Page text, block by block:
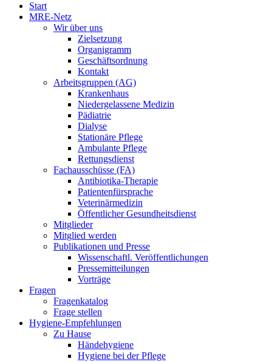
Start
MRE-Netz
Wir über uns
Zielsetzung
Organigramm
Geschäftsordnung
Kontakt
Arbeitsgruppen (AG)
Krankenhaus
Niedergelassene Medizin
Pädiatrie
Dialyse
Stationäre Pflege
Ambulante Pflege
Rettungsdienst
Fachausschüsse (FA)
Antibiotika-Therapie
Patientenfürsprache
Veterinärmedizin
Öffentlicher Gesundheitsdienst
Mitglieder
Mitglied werden
Publikationen und Presse
Wissenschaftl. Veröffentlichungen
Pressemitteilungen
Vorträge
Fragen
Fragenkatalog
Frage stellen
Hygiene-Empfehlungen
Zu Hause
Händehygiene
Hygiene bei der Pflege